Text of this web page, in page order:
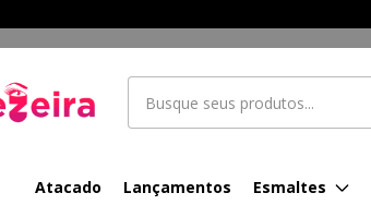
Atacado Lançamentos Esmaltes